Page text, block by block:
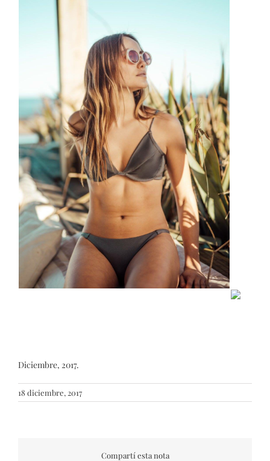
Diciembre, 2017.
18 diciembre, 2017
Compartí esta nota